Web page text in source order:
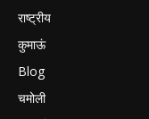
राष्ट्रीय
कुमाऊं
Blog
चमोली